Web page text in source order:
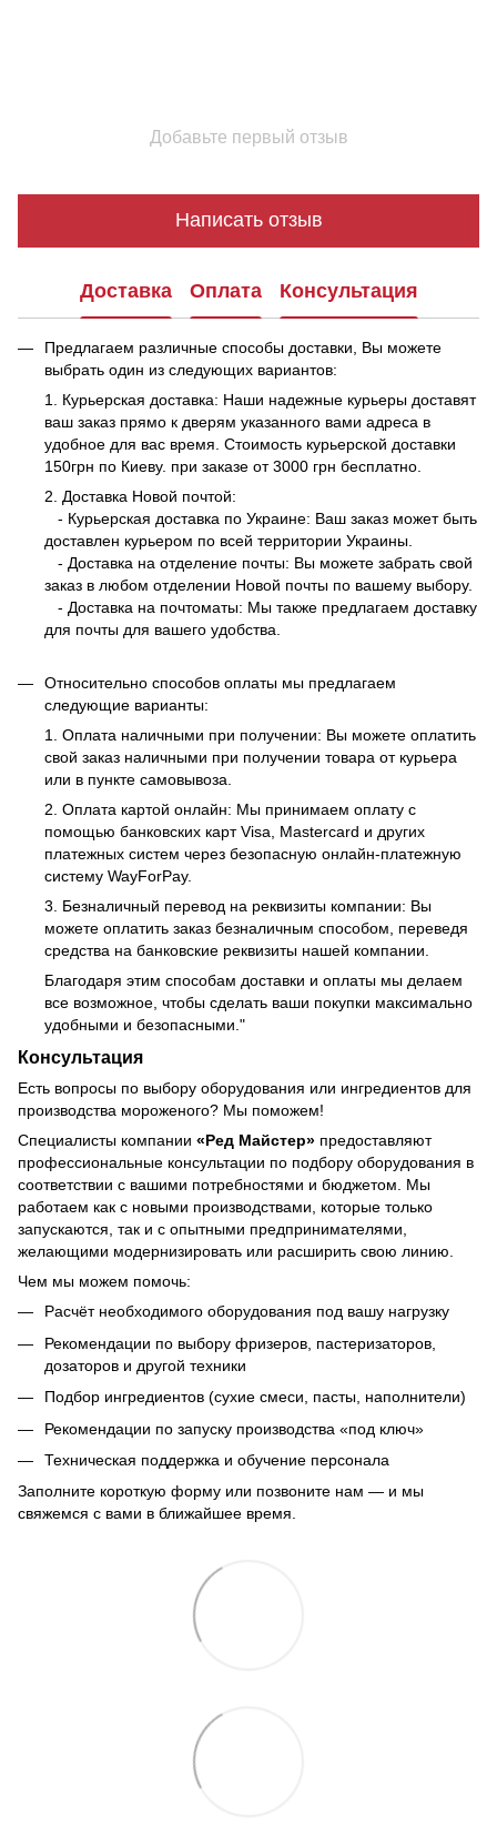
Добавьте первый отзыв
Написать отзыв
Доставка Оплата Консультация
Предлагаем различные способы доставки, Вы можете
выбрать один из следующих вариантов:
1. Курьерская доставка: Наши надежные курьеры доставят
ваш заказ прямо к дверям указанного вами адреса в
удобное для вас время. Стоимость курьерской доставки
150грн по Киеву. при заказе от 3000 грн бесплатно.
2. Доставка Новой почтой:
- Курьерская доставка по Украине: Ваш заказ может быть
доставлен курьером по всей территории Украины.
- Доставка на отделение почты: Вы можете забрать свой
заказ в любом отделении Новой почты по вашему выбору.
- Доставка на почтоматы: Мы также предлагаем доставку
для почты для вашего удобства.
Относительно способов оплаты мы предлагаем
следующие варианты:
1. Оплата наличными при получении: Вы можете оплатить
свой заказ наличными при получении товара от курьера
или в пункте самовывоза.
2. Оплата картой онлайн: Мы принимаем оплату с
помощью банковских карт Visa, Mastercard и других
платежных систем через безопасную онлайн-платежную
систему WayForPay.
3. Безналичный перевод на реквизиты компании: Вы
можете оплатить заказ безналичным способом, переведя
средства на банковские реквизиты нашей компании.
Благодаря этим способам доставки и оплаты мы делаем
все возможное, чтобы сделать ваши покупки максимально
удобными и безопасными."
Консультация
Есть вопросы по выбору оборудования или ингредиентов для
производства мороженого? Мы поможем!
Специалисты компании «Ред Майстер» предоставляют
профессиональные консультации по подбору оборудования в
соответствии с вашими потребностями и бюджетом. Мы
работаем как с новыми производствами, которые только
запускаются, так и с опытными предпринимателями,
желающими модернизировать или расширить свою линию.
Чем мы можем помочь:
Расчёт необходимого оборудования под вашу нагрузку
Рекомендации по выбору фризеров, пастеризаторов,
дозаторов и другой техники
Подбор ингредиентов (сухие смеси, пасты, наполнители)
Рекомендации по запуску производства «под ключ»
Техническая поддержка и обучение персонала
Заполните короткую форму или позвоните нам — и мы
свяжемся с вами в ближайшее время.